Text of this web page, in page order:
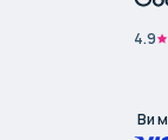
4.9
Ви